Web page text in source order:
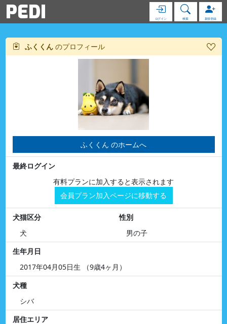
PEDI ログイン 検索 新規登録
ふくくん のプロフィール
ふくくん のホームへ
最終ログイン
有料プランに加入すると表示されます
会員プラン加入ページに移動する
犬猫区分
犬
性別
男の子
生年月日
2017年04月05日生 （9歳4ヶ月）
犬種
シバ
居住エリア